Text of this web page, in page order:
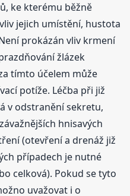
ke kterému běžně
jejich umístění, hustota
prokázán vliv krmení
žlázek
tímto účelem může
potíže. Léčba při již
v odstranění sekretu,
hnisavých
(otevření a drenáž již
případech je nutné
celková). Pokud se tyto
uvažovat i o